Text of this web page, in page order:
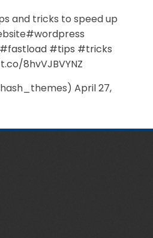
and tricks to speed up
#wordpress
#fastload #tips #tricks
8hvVJBVYNZ
April 27,